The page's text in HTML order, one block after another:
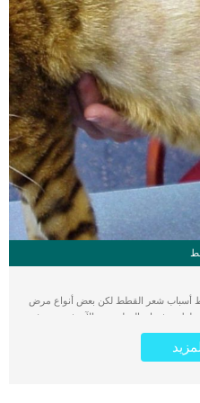
أسباب شعر القطط لكن بعض أنواع مرض
برغم ان الصلة حتى الآن غير معروفة
معظم القطط التي تعاني من أحد انواع
علامات هذا المرض على القطة يكون